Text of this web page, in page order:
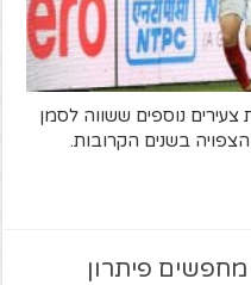
נוספים ששווה לסמן
בשנים הקרובות.
פיתרון